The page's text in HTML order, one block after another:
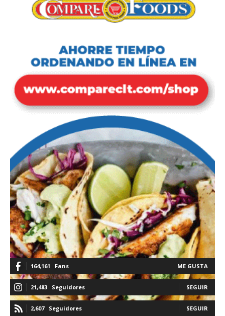
164,161 Fans ME GUSTA
21,483 Seguidores SEGUIR
2,607 Seguidores SEGUIR